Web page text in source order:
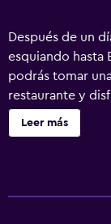
Después de un
esquiando hasta
podrás tomar
restaurante y
la piscina
servicio de
Leer más